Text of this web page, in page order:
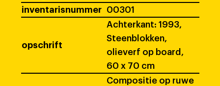
inventarisnummer
00301
opschrift
Achterkant: 1993,
Steenblokken,
olieverf op board,
60 x 70 cm
Compositie op ruwe